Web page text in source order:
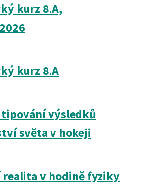
kurz 8.A,
kurz 8.A
tipování výsledků
světa v hokeji
v hodině fyziky